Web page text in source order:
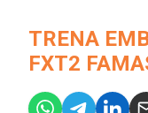
TRENA
FXT2